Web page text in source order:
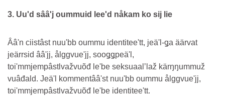
3. Uuʹd sââʹj oummuid leeʹd nåkam ko sij lie
Ââʹn ciistâst nuuʹbb oummu identiteeʹtt, jeäʹl-ǥa äärvat
jeärrsid ââʹjj, ålggvueʹjj, sooǥǥpeäʹl,
toiʹmmjempâstlvažvuõđ leʹbe seksuaalʼlaž kärŋŋummuž
vuâđald. Jeäʹl kommentââʹst nuuʹbb oummu ålggvueʹjj,
toiʹmmjempâstlvažvuõđ leʹbe identiteeʹtt.